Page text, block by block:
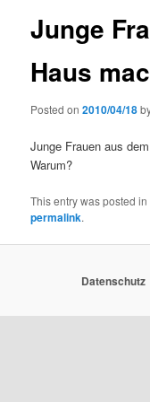
Junge
Haus
Posted on2010/04/18
Junge Frauen aus
Warum?
This entry was posted in
permalink.
Datenschutz